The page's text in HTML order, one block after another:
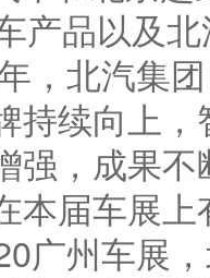
产品以及
，北汽集
持续向上
强，成果
本届车展
广州车展